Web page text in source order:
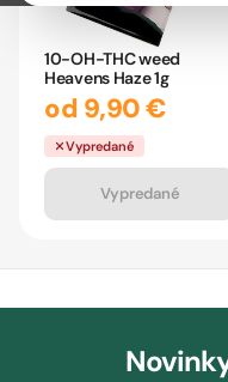
10-OH-THC weed
Heavens Haze 1g
od 9,90 €
Vypredané
Vypredané